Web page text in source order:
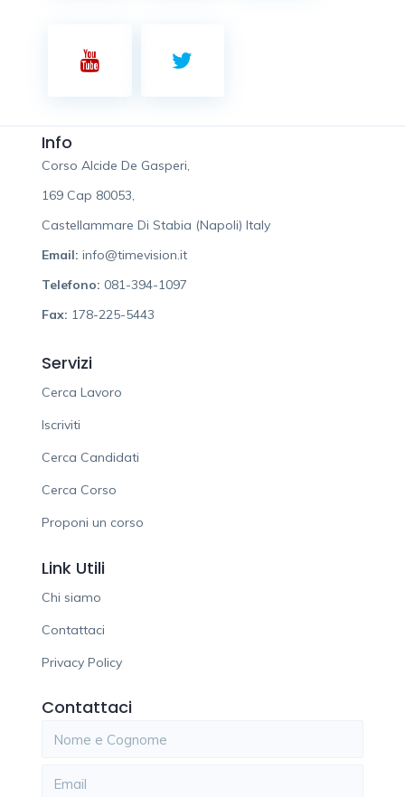
Info
Corso Alcide De Gasperi,
169 Cap 80053,
Castellammare Di Stabia (Napoli) Italy
Email: info@timevision.it
Telefono: 081-394-1097
Fax: 178-225-5443
Servizi
Cerca Lavoro
Iscriviti
Cerca Candidati
Cerca Corso
Proponi un corso
Link Utili
Chi siamo
Contattaci
Privacy Policy
Contattaci